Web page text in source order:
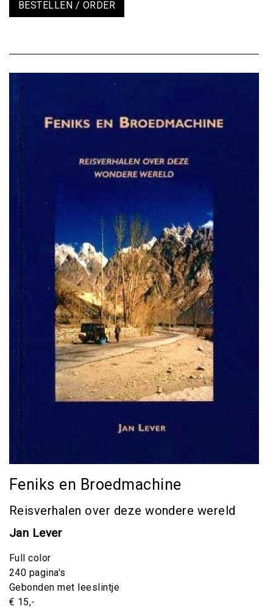
BESTELLEN / ORDER
Feniks en Broedmachine
Reisverhalen over deze wondere wereld
Jan Lever
Full color
240 pagina's
Gebonden met leeslintje
€ 15,-